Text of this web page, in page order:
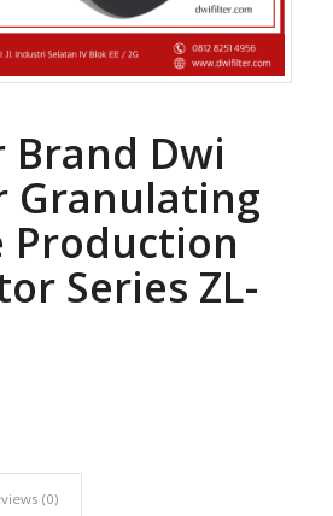
Dwi
Granulating
Production
Series ZL-
(0)